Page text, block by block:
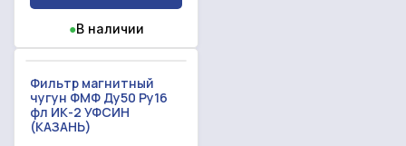
●В наличии
Фильтр магнитный
чугун ФМФ Ду50 Ру16
фл ИК-2 УФСИН
(КАЗАНЬ)